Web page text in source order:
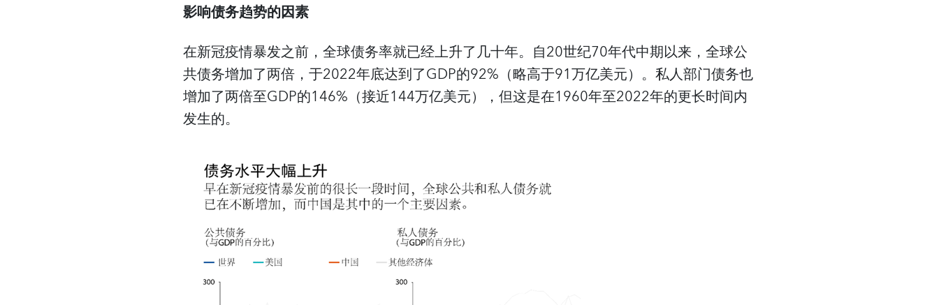
影响债务趋势的因素
在新冠疫情暴发之前，全球债务率就已经上升了几十年。自20世纪70年代中期以来，全球公
共债务增加了两倍，于2022年底达到了GDP的92%（略高于91万亿美元）。私人部门债务也
增加了两倍至GDP的146%（接近144万亿美元），但这是在1960年至2022年的更长时间内
发生的。